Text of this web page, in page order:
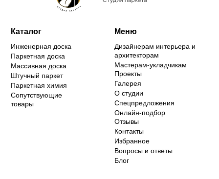
Каталог
Инженерная доска
Паркетная доска
Массивная доска
Штучный паркет
Паркетная химия
Сопутствующие
товары
Меню
Дизайнерам интерьера и
архитекторам
Мастерам-укладчикам
Проекты
Галерея
О студии
Спецпредложения
Онлайн-подбор
Отзывы
Контакты
Избранное
Вопросы и ответы
Блог